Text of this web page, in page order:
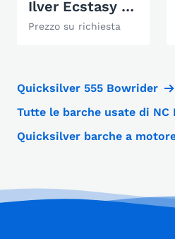
Ilver Ecstasy Junior 22
Prezzo su richiesta
Quicksilver 555 Bowrider
Tutte le barche usate di NC
Quicksilver barche a